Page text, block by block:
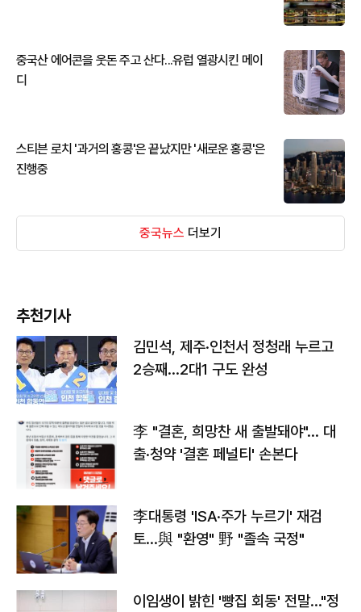
중국산 에어콘을 웃돈 주고 산다...유럽 열광시킨 메이
디
스티븐 로치 '과거의 홍콩'은 끝났지만 '새로운 홍콩'은
진행중
중국뉴스 더보기
추천기사
김민석, 제주·인천서 정청래 누르고
2승째…2대1 구도 완성
李 "결혼, 희망찬 새 출발돼야"… 대
출·청약 '결혼 페널티' 손본다
李대통령 'ISA·주가 누르기' 재검
토…與 "환영" 野 "졸속 국정"
이임생이 밝힌 '빵집 회동' 전말…"정